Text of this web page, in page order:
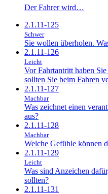
Der Fahrer wird…
2.1.11-125
Schwer
Sie wollen überholen.
2.1.11-126
Leicht
Vor Fahrtantritt haben
sollten Sie beim Fahren
2.1.11-127
Machbar
Was zeichnet einen
aus?
2.1.11-128
Machbar
Welche Gefühle können
2.1.11-129
Leicht
Was sind Anzeichen
sollten?
2.1.11-131